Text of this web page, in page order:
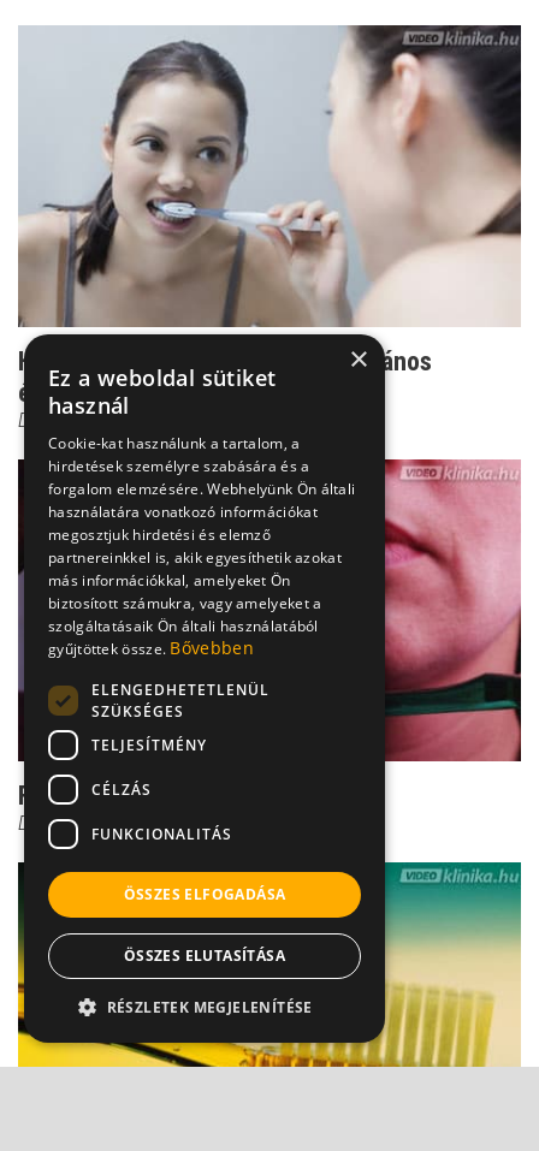
Helyes technika - a fogmosás általános
érvényű szabályai
Dr. Kiss Melinda Viktória
Fogkrémek
Dr. Kiss Melinda Viktória
×
Ez a weboldal sütiket
használ
Cookie-kat használunk a tartalom, a
hirdetések személyre szabására és a
forgalom elemzésére. Webhelyünk Ön általi
használatára vonatkozó információkat
megosztjuk hirdetési és elemző
partnereinkkel is, akik egyesíthetik azokat
más információkkal, amelyeket Ön
biztosított számukra, vagy amelyeket a
szolgáltatásaik Ön általi használatából
gyűjtöttek össze. Bővebben
ELENGEDHETETLENÜL
SZÜKSÉGES
TELJESÍTMÉNY
CÉLZÁS
FUNKCIONALITÁS
ÖSSZES ELFOGADÁSA
ÖSSZES ELUTASÍTÁSA
RÉSZLETEK MEGJELENÍTÉSE